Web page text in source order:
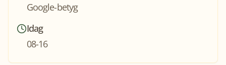
Google-betyg
Idag
08-16